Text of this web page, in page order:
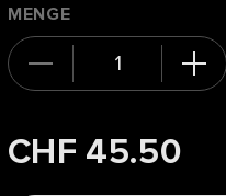
MENGE
CHF 45.50